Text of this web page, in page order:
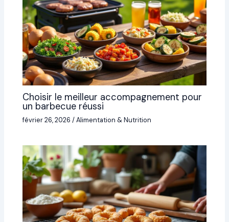
Choisir le meilleur accompagnement pour
un barbecue réussi
février 26, 2026/Alimentation & Nutrition